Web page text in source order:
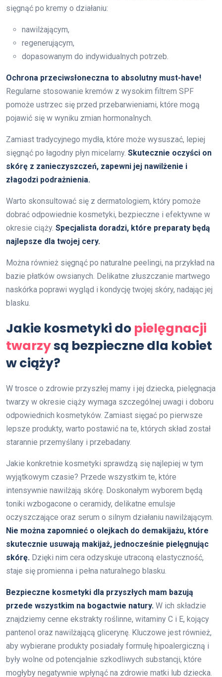
sięgnąć po kremy o działaniu:
nawilżającym,
regenerującym,
dopasowanym do indywidualnych potrzeb.
Ochrona przeciwsłoneczna to absolutny must-have!
Regularne stosowanie kremów z wysokim filtrem SPF
pomoże ustrzec się przed przebarwieniami, które mogą
pojawić się w wyniku zmian hormonalnych.
Zamiast tradycyjnego mydła, które może wysuszać, lepiej
sięgnąć po łagodny płyn micelarny. Skutecznie oczyści on
skórę z zanieczyszczeń, zapewni jej nawilżenie i
złagodzi podrażnienia.
Warto skonsultować się z dermatologiem, który pomoże
dobrać odpowiednie kosmetyki, bezpieczne i efektywne w
okresie ciąży. Specjalista doradzi, które preparaty będą
najlepsze dla twojej cery.
Można również sięgnąć po naturalne peelingi, na przykład na
bazie płatków owsianych. Delikatne złuszczanie martwego
naskórka poprawi wygląd i kondycję twojej skóry, nadając jej
blasku.
Jakie kosmetyki do pielęgnacji
twarzysą bezpieczne dla kobiet
w ciąży?
W trosce o zdrowie przyszłej mamy i jej dziecka, pielęgnacja
twarzy w okresie ciąży wymaga szczególnej uwagi i doboru
odpowiednich kosmetyków. Zamiast sięgać po pierwsze
lepsze produkty, warto postawić na te, których skład został
starannie przemyślany i przebadany.
Jakie konkretnie kosmetyki sprawdzą się najlepiej w tym
wyjątkowym czasie? Przede wszystkim te, które
intensywnie nawilżają skórę. Doskonałym wyborem będą
toniki wzbogacone o ceramidy, delikatne emulsje
oczyszczające oraz serum o silnym działaniu nawilżającym.
Nie można zapomnieć o olejkach do demakijażu, które
skutecznie usuwają makijaż, jednocześnie pielęgnując
skórę. Dzięki nim cera odzyskuje utraconą elastyczność,
staje się promienna i pełna naturalnego blasku.
Bezpieczne kosmetyki dla przyszłych mam bazują
przede wszystkim na bogactwie natury. W ich składzie
znajdziemy cenne ekstrakty roślinne, witaminy C i E, kojący
pantenol oraz nawilżającą glicerynę. Kluczowe jest również,
aby wybierane produkty posiadały formułę hipoalergiczną i
były wolne od potencjalnie szkodliwych substancji, które
mogłyby negatywnie wpłynąć na zdrowie matki lub dziecka.